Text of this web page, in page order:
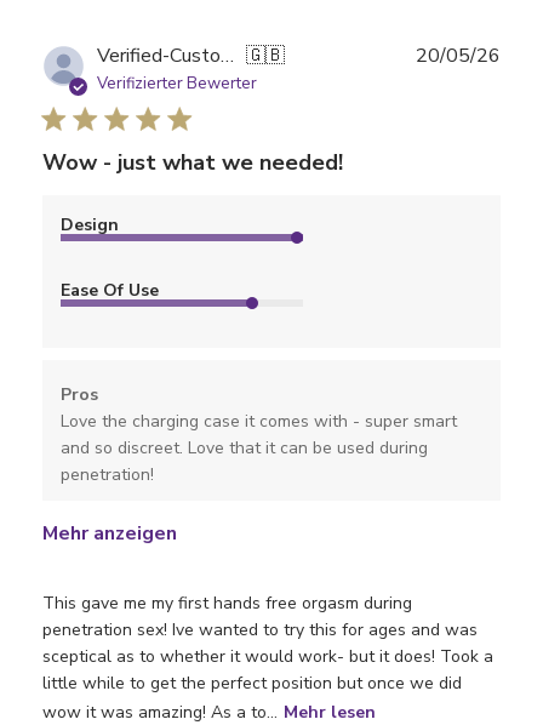
Verified-Customer 🇬🇧
Verifizierter Bewerter
Wow - just what we needed!
This gave me my first hands free orgasm during
penetration sex! Ive wanted to try this for ages and was
sceptical as to whether it would work- but it does! Took a
little while to get the perfect position but once we did
wow it was amazing! As a to... Mehr lesen
Design
Ease Of Use
Pros
Love the charging case it comes with - super smart
and so discreet. Love that it can be used during
penetration!
Mehr anzeigen
20/05/26